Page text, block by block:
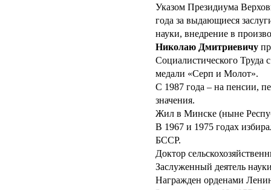
Указом Президиума
года за выдающиеся
науки, внедрение в
Николаю Дмитриевичу
Социалистического Труда
медали «Серп и Молот».
С 1987 года – на пенсии,
значения.
Жил в Минске (ныне
В 1967 и 1975 годах
БССР.
Доктор
Заслуженный деятель
Награжден орденами